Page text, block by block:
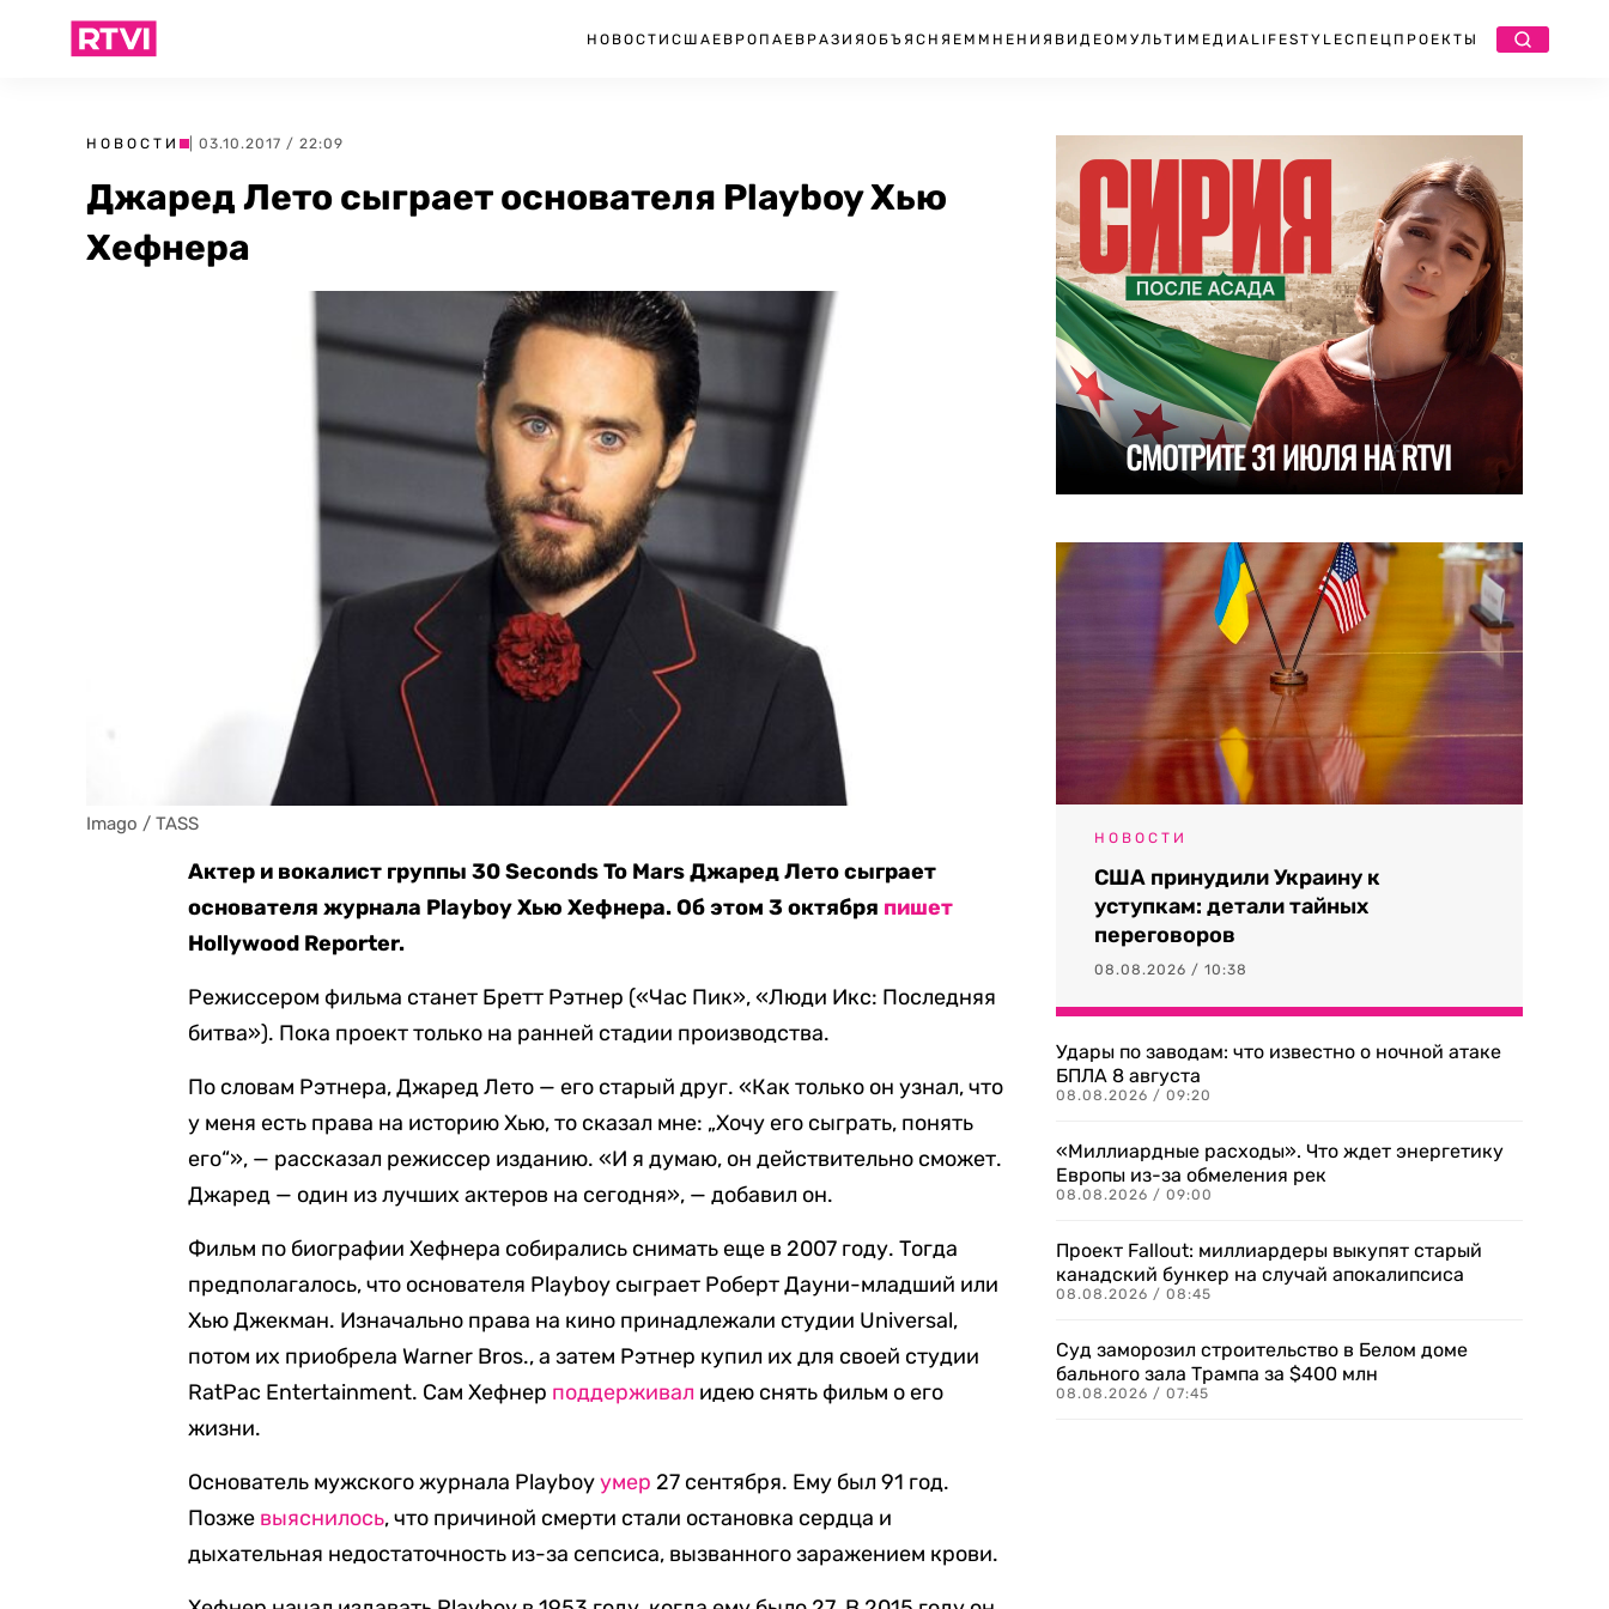
НОВОСТИ США ЕВРОПА ЕВРАЗИЯ ОБЪЯСНЯЕМ МНЕНИЯ ВИДЕО МУЛЬТИМЕДИА LIFESTYLEСПЕЦПРОЕКТЫ
НОВОСТИ | 03.10.2017 / 22:09
Джаред Лето сыграет основателя Playboy Хью
Хефнера
Imago / TASS
Актер и вокалист группы 30 Seconds To Mars Джаред Лето сыграет
основателя журнала Playboy Хью Хефнера. Об этом 3 октября пишет
Hollywood Reporter.
Режиссером фильма станет Бретт Рэтнер («Час Пик», «Люди Икс: Последняя
битва»). Пока проект только на ранней стадии производства.
По словам Рэтнера, Джаред Лето — его старый друг. «Как только он узнал, что
у меня есть права на историю Хью, то сказал мне: „Хочу его сыграть, понять
его“», — рассказал режиссер изданию. «И я думаю, он действительно сможет.
Джаред — один из лучших актеров на сегодня», — добавил он.
Фильм по биографии Хефнера собирались снимать еще в 2007 году. Тогда
предполагалось, что основателя Playboy сыграет Роберт Дауни-младший или
Хью Джекман. Изначально права на кино принадлежали студии Universal,
потом их приобрела Warner Bros., а затем Рэтнер купил их для своей студии
RatPac Entertainment. Сам Хефнер поддерживал идею снять фильм о его
жизни.
Основатель мужского журнала Playboyумер 27 сентября. Ему был 91 год.
Позже выяснилось, что причиной смерти стали остановка сердца и
дыхательная недостаточность из-за сепсиса, вызванного заражением крови.
НОВОСТИ
США принудили Украину к
уступкам: детали тайных
переговоров
08.08.2026 / 10:38
Удары по заводам: что известно о ночной атаке
БПЛА 8 августа
08.08.2026 / 09:20
«Миллиардные расходы». Что ждет энергетику
Европы из-за обмеления рек
08.08.2026 / 09:00
Проект Fallout: миллиардеры выкупят старый
канадский бункер на случай апокалипсиса
08.08.2026 / 08:45
Суд заморозил строительство в Белом доме
бального зала Трампа за $400 млн
08.08.2026 / 07:45